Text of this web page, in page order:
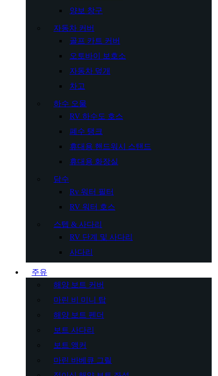
양보 창구
자동차 커버
골프 카트 커버
오토바이 보호소
자동차 덮개
차고
하수 오물
RV 하수도 호스
폐수 탱크
휴대용 핸드워시 스탠드
휴대용 화장실
담수
Rv 워터 필터
RV 워터 호스
스텝 & 사다리
RV 단계 및 사다리
사다리
주유
해양 보트 커버
마린 비 미니 탑
해양 보트 펜더
보트 사다리
보트 앵커
마린 바베큐 그릴